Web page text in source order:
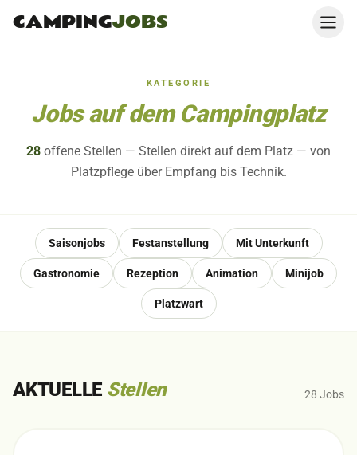
CAMPINGJOBS
KATEGORIE
Jobs auf dem Campingplatz
28 offene Stellen — Stellen direkt auf dem Platz — von
Platzpflege über Empfang bis Technik.
Saisonjobs Festanstellung Mit Unterkunft
Gastronomie Rezeption Animation Minijob
Platzwart
AKTUELLE Stellen 28 Jobs